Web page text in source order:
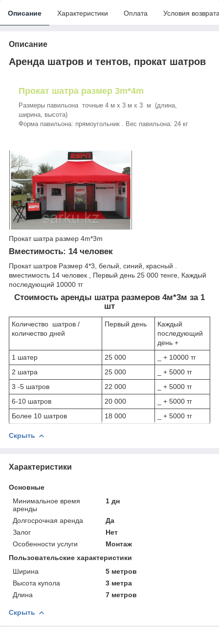
Описание Характеристики Оплата Условия
Описание
Аренда шатров и тентов, прокат шатров
Прокат шатра размер 3m*4m
Размеры павильона точные 4 м х 3 м х 3 м (длина,
ширина, высота)
Форма павильона: прямоугольник . Вес павильона: 24 кг
Прокат шатра размер 4m*3m
Вместимость: 14 человек
Прокат шатров Размер 4*3, белый, синий, красный .
вместимость 14 человек , Первый день 25 000 тенге, Каждый
последующий 10000 тг
Стоимость аренды шатра размеров 4м*3м за 1
шт
Количество шатров /
количество дней
Первый день
Каждый
последующий
день +
1 шатер
25 000
_ + 10000 тг
2 шатра
25 000
_ + 5000 тг
3 -5 шатров
22 000
_ + 5000 тг
6-10 шатров
20 000
_ + 5000 тг
Более 10 шатров
18 000 _ + 5000 тг
Скрыть
Характеристики
Основные
Минимальное время
аренды
1 дн
Долгосрочная аренда
Да
Залог
Нет
Особенности услуги
Монтаж
Пользовательские характеристики
Ширина
5 метров
Высота купола
3 метра
Длина
7 метров
Скрыть